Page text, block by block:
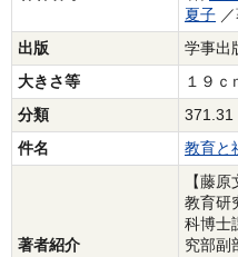
夏子
出版
学事出
大きさ等
１９ｃ
分類
371.31
件名
教育と
著者紹介
【藤
教育研
科博士
究部副